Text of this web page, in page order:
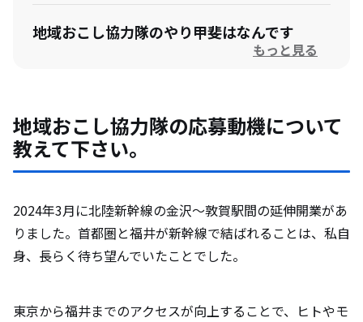
地域おこし協力隊のやり甲斐はなんです
とを教えて下さい。
い。
福井県の住民と触れ合った際の印象と、エ
もっと見る
地域おこし協力隊の応募動機について
教えて下さい。
2024年3月に北陸新幹線の金沢～敦賀駅間の延伸開業があ
りました。首都圏と福井が新幹線で結ばれることは、私自
身、長らく待ち望んでいたことでした。
東京から福井までのアクセスが向上することで、ヒトやモ